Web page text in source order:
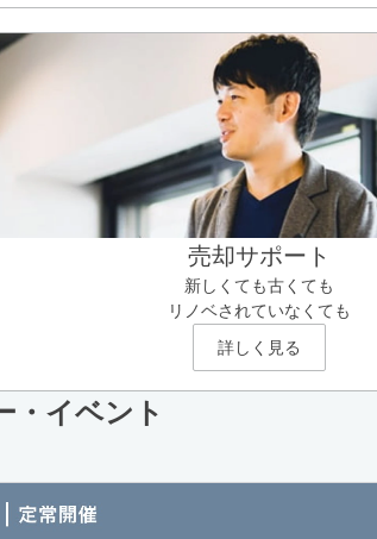
売却サポート
新しくても古くても
リノベされていなくても
詳しく見る
・イベント